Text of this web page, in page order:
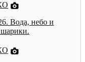
Вода, небо и